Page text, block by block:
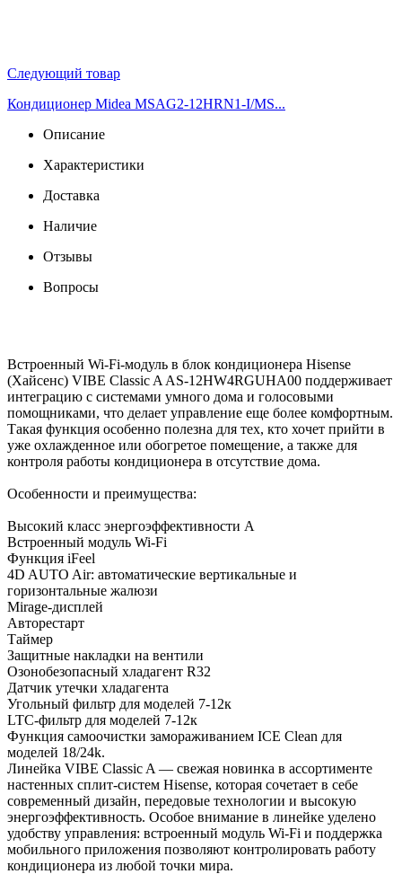
Следующий товар
Кондиционер Midea MSAG2-12HRN1-I/MS...
Описание
Характеристики
Доставка
Наличие
Отзывы
Вопросы
Встроенный Wi-Fi-модуль в блок кондиционера Hisense
(Хайсенс) VIBE Classic A AS-12HW4RGUHA00 поддерживает
интеграцию с системами умного дома и голосовыми
помощниками, что делает управление еще более комфортным.
Такая функция особенно полезна для тех, кто хочет прийти в
уже охлажденное или обогретое помещение, а также для
контроля работы кондиционера в отсутствие дома.
Особенности и преимущества:
Высокий класс энергоэффективности А
Встроенный модуль Wi-Fi
Функция iFeel
4D AUTO Air: автоматические вертикальные и
горизонтальные жалюзи
Mirage-дисплей
Авторестарт
Таймер
Защитные накладки на вентили
Озонобезопасный хладагент R32
Датчик утечки хладагента
Угольный фильтр для моделей 7-12к
LTC-фильтр для моделей 7-12к
Функция самоочистки замораживанием ICE Clean для
моделей 18/24k.
Линейка VIBE Classic A — свежая новинка в ассортименте
настенных сплит-систем Hisense, которая сочетает в себе
современный дизайн, передовые технологии и высокую
энергоэффективность. Особое внимание в линейке уделено
удобству управления: встроенный модуль Wi-Fi и поддержка
мобильного приложения позволяют контролировать работу
кондиционера из любой точки мира.